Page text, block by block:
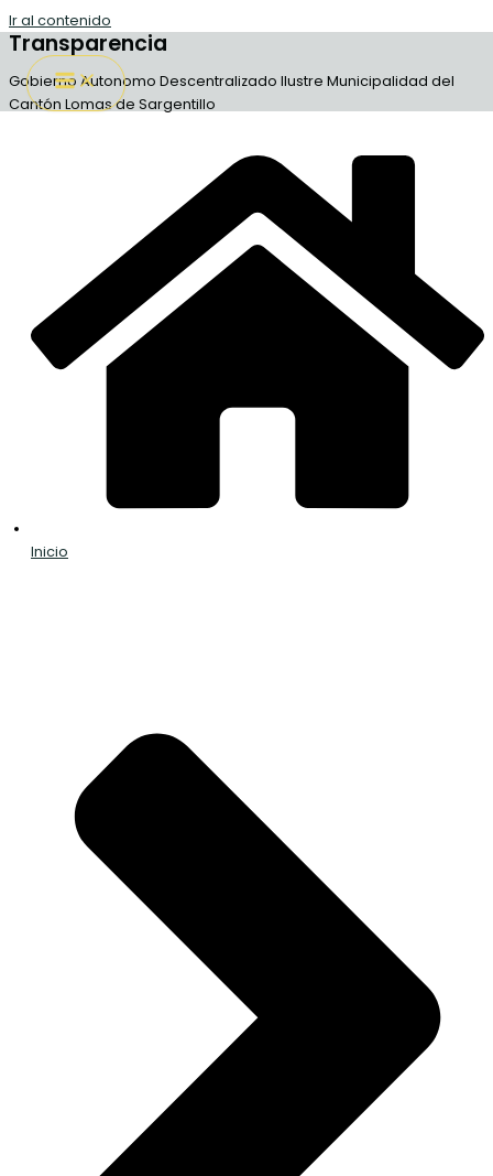
Ir al contenido
Transparencia
Gobierno Autonomo Descentralizado Ilustre Municipalidad del
Cantón Lomas de Sargentillo
Inicio